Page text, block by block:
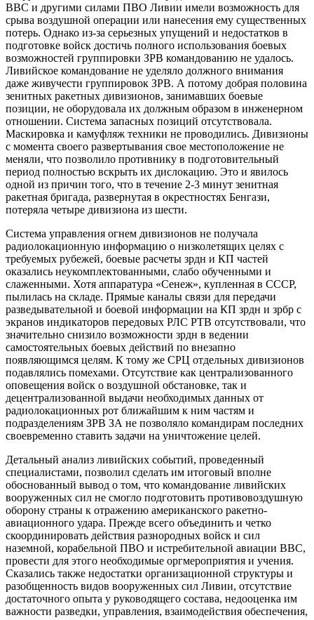
ВВС и другими силами ПВО Ливии имели возможность для
срыва воздушной операции или нанесения ему существенных
потерь. Однако из-за серьезных упущений и недостатков в
подготовке войск достичь полного использования боевых
возможностей группировки ЗРВ командованию не удалось.
Ливийское командование не уделяло должного внимания
даже живучести группировок ЗРВ. А потому добрая половина
зенитных ракетных дивизионов, занимавших боевые
позиции, не оборудовала их должным образом в инженерном
отношении. Система запасных позиций отсутствовала.
Маскировка и камуфляж техники не проводились. Дивизионы
с момента своего развертывания свое местоположение не
меняли, что позволило противнику в подготовительный
период полностью вскрыть их дислокацию. Это и явилось
одной из причин того, что в течение 2-3 минут зенитная
ракетная бригада, развернутая в окрестностях Бенгази,
потеряла четыре дивизиона из шести.
Система управления огнем дивизионов не получала
радиолокационную информацию о низколетящих целях с
требуемых рубежей, боевые расчеты зрдн и КП частей
оказались неукомплектованными, слабо обученными и
слаженными. Хотя аппаратура «Сенеж», купленная в СССР,
пылилась на складе. Прямые каналы связи для передачи
разведывательной и боевой информации на КП зрдн и зрбр с
экранов индикаторов передовых РЛС РТВ отсутствовали, что
значительно снизило возможности зрдн в ведении
самостоятельных боевых действий по внезапно
появляющимся целям. К тому же CPЦ отдельных дивизионов
подавлялись помехами. Отсутствие как централизованного
оповещения войск о воздушной обстановке, так и
децентрализованной выдачи необходимых данных от
радиолокационных рот ближайшим к ним частям и
подразделениям ЗРВ ЗА не позволяло командирам последних
своевременно ставить задачи на уничтожение целей.
Детальный анализ ливийских событий, проведенный
специалистами, позволил сделать им итоговый вполне
обоснованный вывод о том, что командование ливийских
вооруженных сил не смогло подготовить противовоздушную
оборону страны к отражению американского ракетно-
авиационного удара. Прежде всего объединить и четко
скоординировать действия разнородных войск и сил
наземной, корабельной ПВО и истребительной авиации ВВС,
провести для этого необходимые оргмероприятия и учения.
Сказались также недостатки организационной структуры и
разобщенность видов вооруженных сил Ливии, отсутствие
достаточного опыта у руководящего состава, недооценка им
важности разведки, управления, взаимодействия обеспечения,